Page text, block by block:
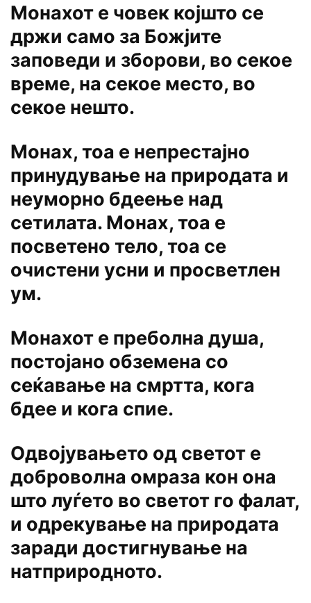
Монахот е човек којшто се
држи само за Божјите
заповеди и зборови, во секое
време, на секое место, во
секое нешто.
Монах, тоа е непрестајно
принудување на природата и
неуморно бдеење над
сетилата. Монах, тоа е
посветено тело, тоа се
очистени усни и просветлен
ум.
Монахот е преболна душа,
постојано обземена со
сеќавање на смртта, кога
бдее и кога спие.
Одвојувањето од светот е
доброволна омраза кон она
што луѓето во светот го фалат,
и одрекување на природата
заради достигнување на
натприродното.